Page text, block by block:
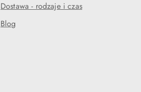
Dostawa - rodzaje i czas
Blog